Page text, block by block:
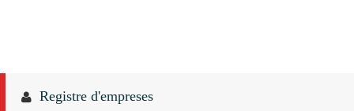
Registre d'empreses